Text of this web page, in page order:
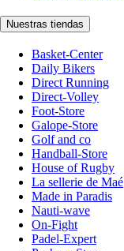
Nuestras tiendas
Basket-Center
Daily Bikers
Direct Running
Direct-Volley
Foot-Store
Galope-Store
Golf and co
Handball-Store
House of Rugby
La sellerie de Maé
Made in Paradis
Nauti-wave
On-Fight
Padel-Expert